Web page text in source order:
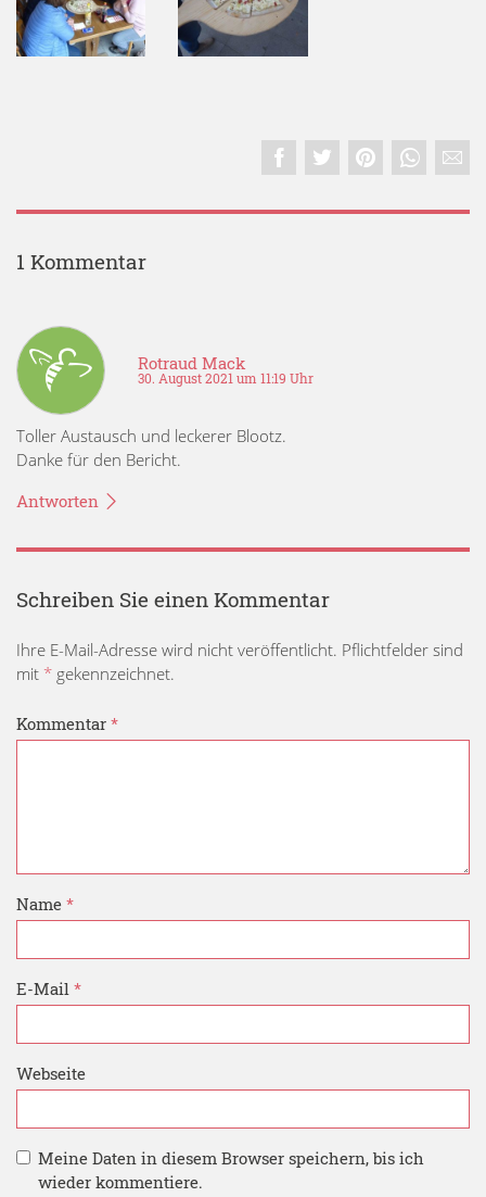
1 Kommentar
Rotraud Mack
30. August 2021 um 11:19 Uhr
Toller Austausch und leckerer Blootz.
Danke für den Bericht.
Antworten
Schreiben Sie einen Kommentar
Ihre E-Mail-Adresse wird nicht veröffentlicht. Pflichtfelder sind
mit * gekennzeichnet.
Kommentar *
Name *
E-Mail *
Webseite
Meine Daten in diesem Browser speichern, bis ich
wieder kommentiere.